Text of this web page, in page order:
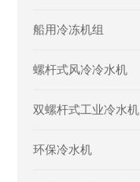
船用冷冻机组
螺杆式风冷冷水机
双螺杆式工业冷水机
环保冷水机